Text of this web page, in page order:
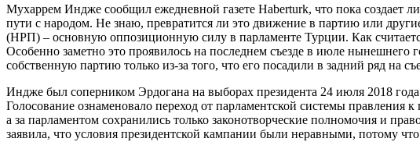
Мухаррем Индже сообщил ежедневной газете Haberturk, что пока
пути с народом. Не знаю, превратится ли это движение в партию или
(НРП) – основную оппозиционную силу в парламенте Турции. Как
Особенно заметно это проявилось на последнем съезде в июле
собственную партию только из-за того, что его посадили в задний ряд на
Индже был соперником Эрдогана на выборах президента 24 июля 2018
Голосование ознаменовало переход от парламентской системы правления
а за парламентом сохранились только законотворческие полномочия и
заявила, что условия президентской кампании были неравными, потому